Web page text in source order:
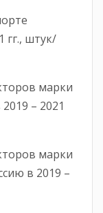
гг., штук/
марки
– 2021
марки
в 2019 –